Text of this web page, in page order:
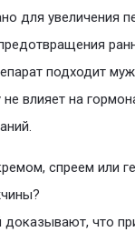
для увеличения
подходит
не влияет на
спреем или
доказывают, что